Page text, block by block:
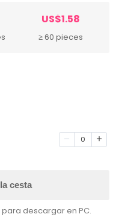
US$1.58
≥ 60 pieces
0
cesta
descargar en PC.